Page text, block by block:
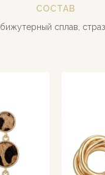
СОСТАВ
бижутерный сплав,